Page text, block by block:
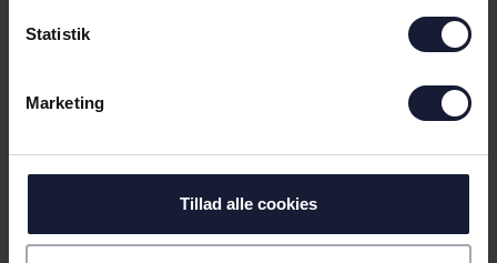
Statistik
Marketing
Tillad alle cookies